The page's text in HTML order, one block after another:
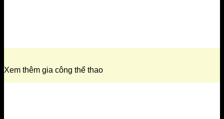
Xem thêm gia công thể thao